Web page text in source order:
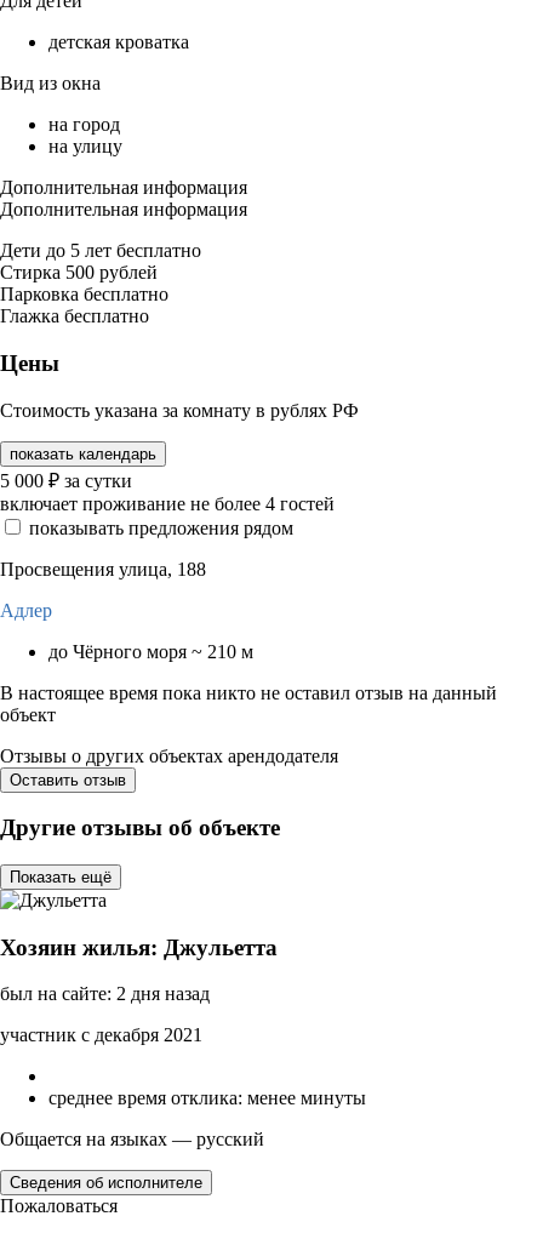
детская кроватка
Вид из окна
на город
на улицу
Дополнительная информация
Дополнительная информация
Дети до 5 лет бесплатно
Стирка 500 рублей
Парковка бесплатно
Глажка бесплатно
Цены
Стоимость указана за комнату в рублях РФ
показать календарь
5 000 ₽ за сутки
включает проживание не более 4 гостей
показывать предложения рядом
Просвещения улица, 188
Адлер
до Чёрного моря ~ 210 м
В настоящее время пока никто не оставил отзыв на данный
объект
Отзывы о других объектах арендодателя
Оставить отзыв
Другие отзывы об объекте
Показать ещё
Хозяин жилья: Джульетта
был на сайте: 2 дня назад
участник с декабря 2021
среднее время отклика: менее минуты
Общается на языках — русский
Сведения об исполнителе
Пожаловаться